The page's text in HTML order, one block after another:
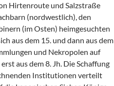
Hirtenroute und Salzstraße
(nordwestlich), den
(im Osten) heimgesuchten
aus dem 15. und dann aus dem
und Nekropolen auf
aus dem 8. Jh. Die Schaffung
Institutionen verteilt